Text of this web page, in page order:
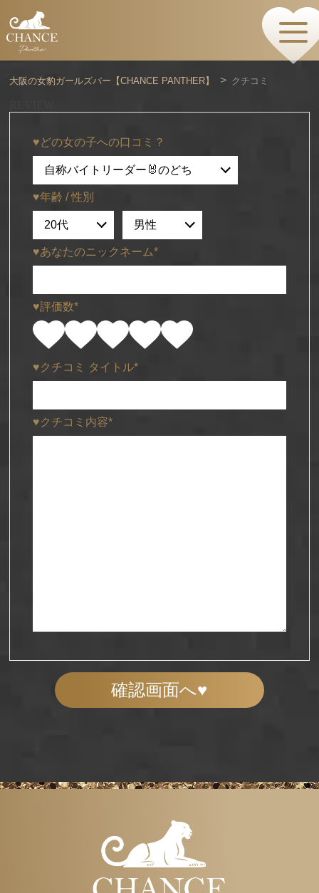
コンセプト
女の子情報
GALLERY
動画・ダイアリーフォト
MENU
メニュー・料金
イベント情報
SHOP
VISITORS TO JAPAN
RECRUIT
大阪の女豹ガールズバー【CHANCE PANTHER】 クチコミ
♥どの女の子への口コミ？
♥年齢 / 性別
♥あなたのニックネーム*
♥評価数*
♥クチコミ タイトル*
♥クチコミ内容*
確認画面へ♥